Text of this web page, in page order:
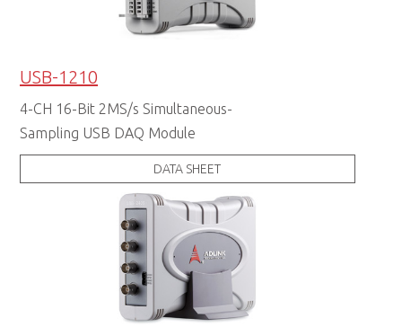
USB-1210
4-CH 16-Bit 2MS/s Simultaneous-
Sampling USB DAQ Module
DATA SHEET